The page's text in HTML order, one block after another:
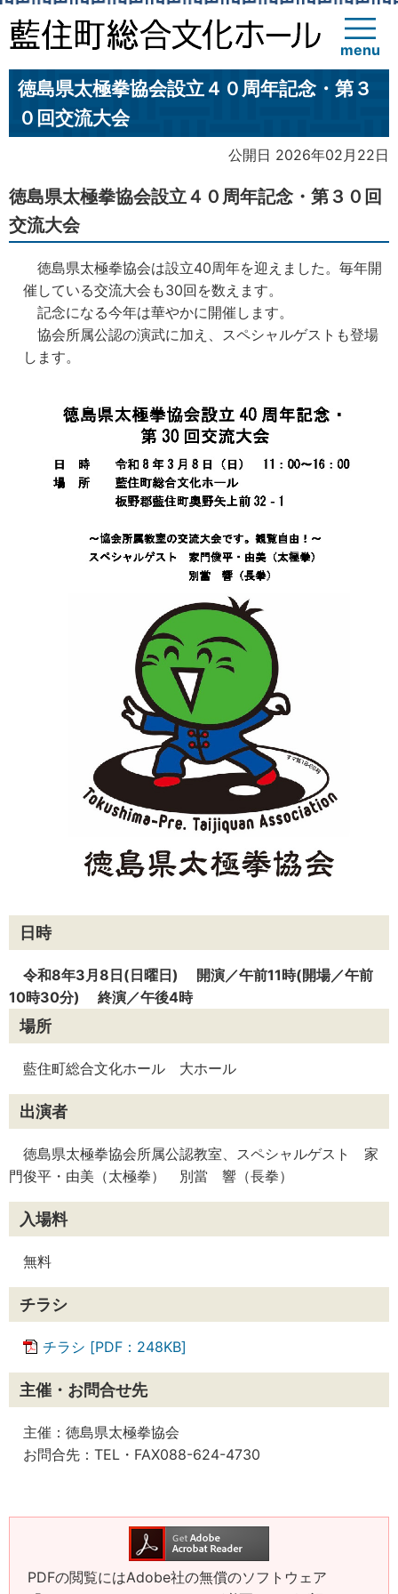
menu
徳島県太極拳協会設立４０周年記念・第３
０回交流大会
公開日 2026年02月22日
徳島県太極拳協会設立４０周年記念・第３０回
交流大会
徳島県太極拳協会は設立40周年を迎えました。毎年開
催している交流大会も30回を数えます。
記念になる今年は華やかに開催します。
協会所属公認の演武に加え、スペシャルゲストも登場
します。
日時
令和8年3月8日(日曜日) 開演／午前11時(開場／午前
10時30分) 終演／午後4時
場所
藍住町総合文化ホール 大ホール
出演者
徳島県太極拳協会所属公認教室、スペシャルゲスト 家
門俊平・由美（太極拳） 別當 響（長拳）
入場料
無料
チラシ
チラシ [PDF：248KB]
主催・お問合せ先
主催：徳島県太極拳協会
お問合先：TEL・FAX088-624-4730
PDFの閲覧にはAdobe社の無償のソフトウェア